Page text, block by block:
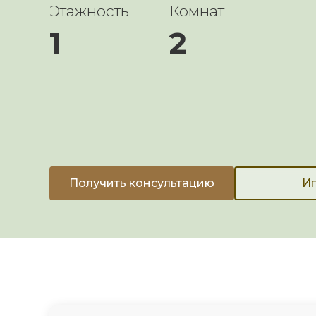
Этажность
1
Комнат
2
Получить консультацию